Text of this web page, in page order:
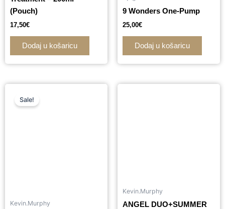
(Pouch)
17,50€
Dodaj u košaricu
9 Wonders One-Pump
25,00€
Dodaj u košaricu
Sale!
Kevin.Murphy
bila
Kevin.Murphy
ANGEL DUO+SUMMER